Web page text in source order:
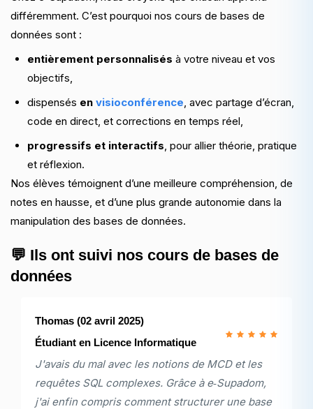
différemment. C’est pourquoi nos cours de bases de
données sont :
entièrement personnalisés à votre niveau et vos
objectifs,
dispensés en visioconférence, avec partage d’écran,
code en direct, et corrections en temps réel,
progressifs et interactifs, pour allier théorie, pratique
et réflexion.
Nos élèves témoignent d’une meilleure compréhension, de
notes en hausse, et d’une plus grande autonomie dans la
manipulation des bases de données.
💬 Ils ont suivi nos cours de bases de
données
Thomas (02 avril 2025)
Étudiant en Licence Informatique
J'avais du mal avec les notions de MCD et les
requêtes SQL complexes. Grâce à e‑Supadom,
j'ai enfin compris comment structurer une base